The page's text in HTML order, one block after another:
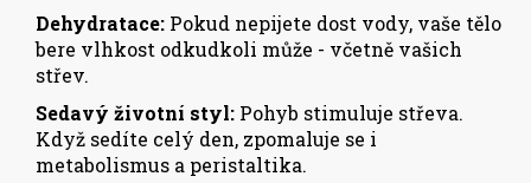
Dehydratace: Pokud nepijete dost vody, vaše tělo
bere vlhkost odkudkoli může - včetně vašich
střev.
Sedavý životní styl: Pohyb stimuluje střeva.
Když sedíte celý den, zpomaluje se i
metabolismus a peristaltika.